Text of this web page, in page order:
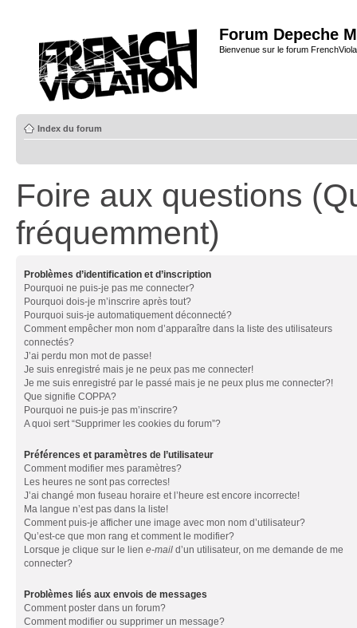
Forum Depeche
Bienvenue sur le forum
Index du forum
Foire aux questions
fréquemment)
Problèmes d’identification et d’inscription
Pourquoi ne puis-je pas me connecter?
Pourquoi dois-je m’inscrire après tout?
Pourquoi suis-je automatiquement déconnecté?
Comment empêcher mon nom d’apparaître dans la liste des utilisateurs
connectés?
J’ai perdu mon mot de passe!
Je suis enregistré mais je ne peux pas me connecter!
Je me suis enregistré par le passé mais je ne peux plus me connecter?!
Que signifie COPPA?
Pourquoi ne puis-je pas m’inscrire?
A quoi sert “Supprimer les cookies du forum”?
Préférences et paramètres de l’utilisateur
Comment modifier mes paramètres?
Les heures ne sont pas correctes!
J’ai changé mon fuseau horaire et l’heure est encore incorrecte!
Ma langue n’est pas dans la liste!
Comment puis-je afficher une image avec mon nom d’utilisateur?
Qu’est-ce que mon rang et comment le modifier?
Lorsque je clique sur le lien e-mail d’un utilisateur, on me demande de me
connecter?
Problèmes liés aux envois de messages
Comment poster dans un forum?
Comment modifier ou supprimer un message?